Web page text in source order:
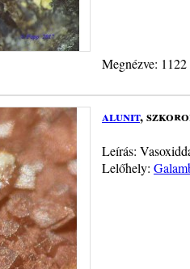
Megnézve:
alunit,
Leírás:
Lelőhely: